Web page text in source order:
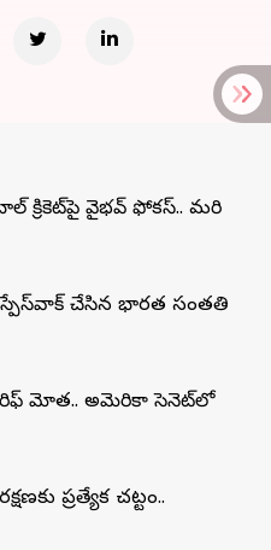
బాల్ క్రికెట్‌పై వైభవ్ ఫోకస్.. మరి
చేసిన భారత సంతతి
మోత.. అమెరికా సెనెట్‌లో
ప్రత్యేక చట్టం..